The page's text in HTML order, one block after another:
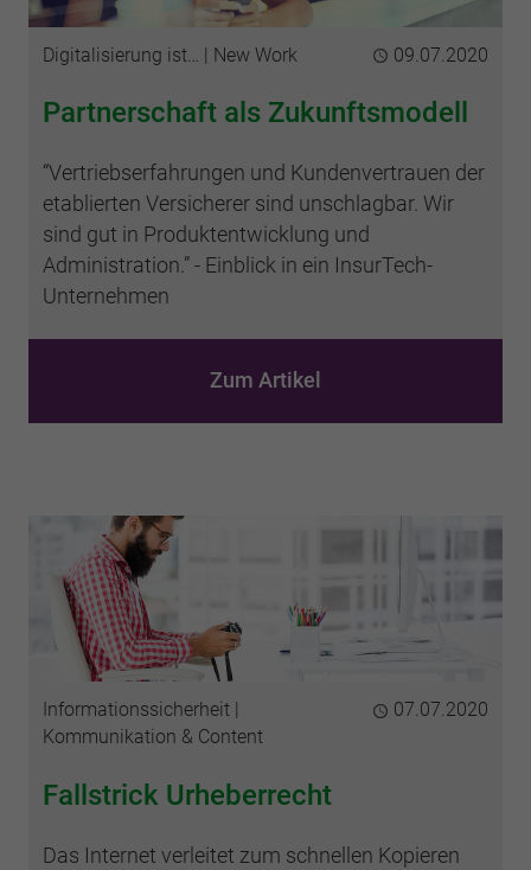
Kategorien
Digitalisierung ist… New Work Publiziert
09.07.2020
Partnerschaft als Zukunftsmodell
“Vertriebserfahrungen und Kundenvertrauen der
etablierten Versicherer sind unschlagbar. Wir
sind gut in Produktentwicklung und
Administration.” - Einblick in ein InsurTech-
Unternehmen
Zum Artikel
Kategorien
Informationssicherheit
Kommunikation & Content
Publiziert
07.07.2020
Fallstrick Urheberrecht
Das Internet verleitet zum schnellen Kopieren